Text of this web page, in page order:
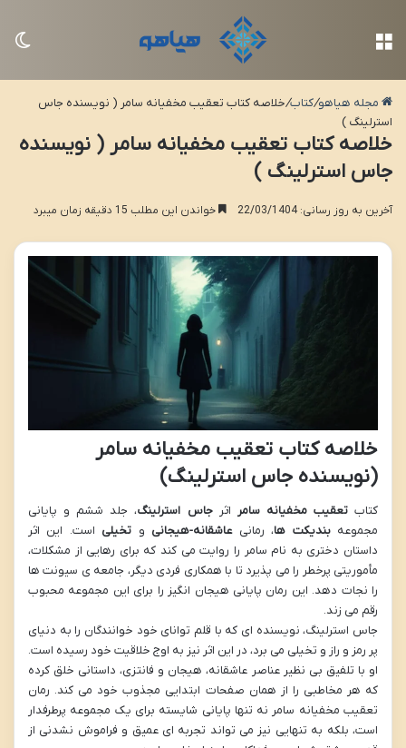
مجله هیاهو/کتاب/خلاصه کتاب تعقیب مخفیانه سامر ( نویسنده جاس
استرلینگ )
خلاصه کتاب تعقیب مخفیانه سامر ( نویسنده
جاس استرلینگ )
آخرین به روز رسانی: 22/03/1404 خواندن این مطلب 15 دقیقه زمان میبرد
خلاصه کتاب تعقیب مخفیانه سامر
(نویسنده جاس استرلینگ)
کتابتعقیب مخفیانه سامر اثرجاس استرلینگ، جلد ششم و پایانی
مجموعهبندیکت ها، رمانیعاشقانه-هیجانی و تخیلی است. این اثر
داستان دختری به نام سامر را روایت می کند که برای رهایی از مشکلات،
مأموریتی پرخطر را می پذیرد تا با همکاری فردی دیگر، جامعه ی سیونت ها
را نجات دهد. این رمان پایانی هیجان انگیز را برای این مجموعه محبوب
رقم می زند.
جاس استرلینگ، نویسنده ای که با قلم توانای خود خوانندگان را به دنیای
پر رمز و راز و تخیلی می برد، در این اثر نیز به اوج خلاقیت خود رسیده است.
او با تلفیق بی نظیر عناصر عاشقانه، هیجان و فانتزی، داستانی خلق کرده
که هر مخاطبی را از همان صفحات ابتدایی مجذوب خود می کند. رمان
تعقیب مخفیانه سامر نه تنها پایانی شایسته برای یک مجموعه پرطرفدار
است، بلکه به تنهایی نیز می تواند تجربه ای عمیق و فراموش نشدنی از